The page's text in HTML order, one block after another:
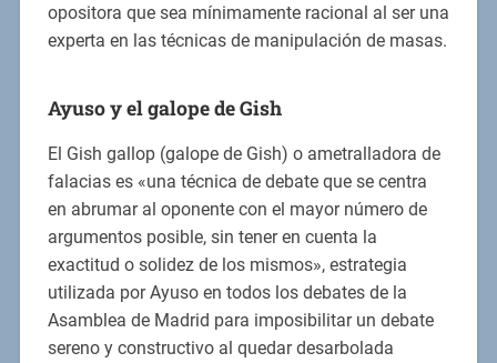
opositora que sea mínimamente racional al ser una
experta en las técnicas de manipulación de masas.
Ayuso y el galope de Gish
El Gish gallop (galope de Gish) o ametralladora de
falacias es «una técnica de debate que se centra
en abrumar al oponente con el mayor número de
argumentos posible, sin tener en cuenta la
exactitud o solidez de los mismos», estrategia
utilizada por Ayuso en todos los debates de la
Asamblea de Madrid para imposibilitar un debate
sereno y constructivo al quedar desarbolada